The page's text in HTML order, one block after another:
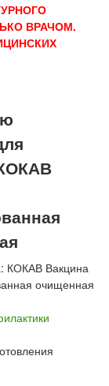
ВРАЧОМ.
КОКАВ Вакцина
очищенная